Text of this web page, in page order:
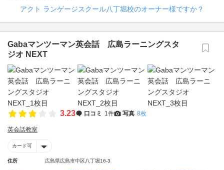
アクト ランゲージスクール八丁堀校のオーナー様ですか？
Gabaマンツーマン英会話 広島ラーニングスタ
ジオ NEXT
3.23 口コミ 1件 写真 8枚
英会話教室
カード可
住所 広島県広島市中区八丁堀16-3